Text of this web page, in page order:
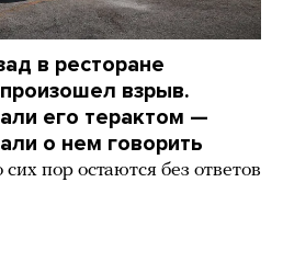
в ресторане
взрыв.
его терактом —
о нем говорить
пор остаются без ответов